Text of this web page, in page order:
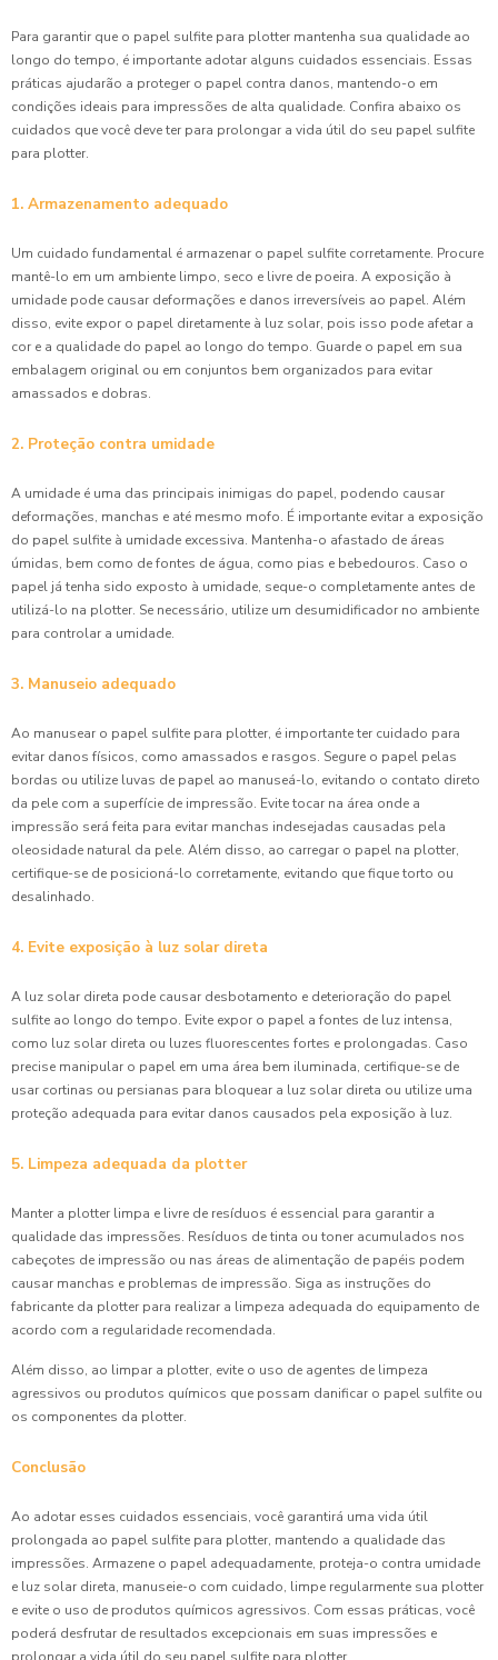
Para garantir que o papel sulfite para plotter mantenha sua qualidade ao
longo do tempo, é importante adotar alguns cuidados essenciais. Essas
práticas ajudarão a proteger o papel contra danos, mantendo-o em
condições ideais para impressões de alta qualidade. Confira abaixo os
cuidados que você deve ter para prolongar a vida útil do seu papel sulfite
para plotter.
1. Armazenamento adequado
Um cuidado fundamental é armazenar o papel sulfite corretamente. Procure
mantê-lo em um ambiente limpo, seco e livre de poeira. A exposição à
umidade pode causar deformações e danos irreversíveis ao papel. Além
disso, evite expor o papel diretamente à luz solar, pois isso pode afetar a
cor e a qualidade do papel ao longo do tempo. Guarde o papel em sua
embalagem original ou em conjuntos bem organizados para evitar
amassados e dobras.
2. Proteção contra umidade
A umidade é uma das principais inimigas do papel, podendo causar
deformações, manchas e até mesmo mofo. É importante evitar a exposição
do papel sulfite à umidade excessiva. Mantenha-o afastado de áreas
úmidas, bem como de fontes de água, como pias e bebedouros. Caso o
papel já tenha sido exposto à umidade, seque-o completamente antes de
utilizá-lo na plotter. Se necessário, utilize um desumidificador no ambiente
para controlar a umidade.
3. Manuseio adequado
Ao manusear o papel sulfite para plotter, é importante ter cuidado para
evitar danos físicos, como amassados e rasgos. Segure o papel pelas
bordas ou utilize luvas de papel ao manuseá-lo, evitando o contato direto
da pele com a superfície de impressão. Evite tocar na área onde a
impressão será feita para evitar manchas indesejadas causadas pela
oleosidade natural da pele. Além disso, ao carregar o papel na plotter,
certifique-se de posicioná-lo corretamente, evitando que fique torto ou
desalinhado.
4. Evite exposição à luz solar direta
A luz solar direta pode causar desbotamento e deterioração do papel
sulfite ao longo do tempo. Evite expor o papel a fontes de luz intensa,
como luz solar direta ou luzes fluorescentes fortes e prolongadas. Caso
precise manipular o papel em uma área bem iluminada, certifique-se de
usar cortinas ou persianas para bloquear a luz solar direta ou utilize uma
proteção adequada para evitar danos causados pela exposição à luz.
5. Limpeza adequada da plotter
Manter a plotter limpa e livre de resíduos é essencial para garantir a
qualidade das impressões. Resíduos de tinta ou toner acumulados nos
cabeçotes de impressão ou nas áreas de alimentação de papéis podem
causar manchas e problemas de impressão. Siga as instruções do
fabricante da plotter para realizar a limpeza adequada do equipamento de
acordo com a regularidade recomendada.
Além disso, ao limpar a plotter, evite o uso de agentes de limpeza
agressivos ou produtos químicos que possam danificar o papel sulfite ou
os componentes da plotter.
Conclusão
Ao adotar esses cuidados essenciais, você garantirá uma vida útil
prolongada ao papel sulfite para plotter, mantendo a qualidade das
impressões. Armazene o papel adequadamente, proteja-o contra umidade
e luz solar direta, manuseie-o com cuidado, limpe regularmente sua plotter
e evite o uso de produtos químicos agressivos. Com essas práticas, você
poderá desfrutar de resultados excepcionais em suas impressões e